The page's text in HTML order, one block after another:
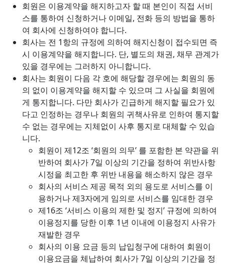
회원은 이용계약을 해지하고자 할 때 본인이 직접 서비
스를 통하여 신청하거나 이메일, 전화 등의 방법을 통하
여 회사에 신청하여야 합니다.
회사는 전 1항의 규정에 의하여 해지신청이 접수되면 즉
시 이용계약을 해지합니다. 단, 별도의 채권, 채무 관계가
있을 경우에는 그러하지 아니합니다.
회사는 회원이 다음 각 호에 해당할 경우에는 회원의 동
의 없이 이용계약을 해지할 수 있으며 그 사실을 회원에
게 통지합니다. 다만 회사가 긴급하게 해지할 필요가 있
다고 인정하는 경우나 회원의 귀책사유로 인하여 통지할
수 없는 경우에는 지체없이 사후 통지로 대체할 수 있습
니다.
회원이 제12조 ‘회원의 의무’ 를 포함한 본 약관을 위
반하여 회사가 7일 이상의 기간을 정하여 위반사항
시정을 최고한 후 위반 내용을 해소하지 않은 경우
회사의 서비스 제공 목적 외의 용도로 서비스를 이
용하거나 제3자에게 임의로 서비스를 임대한 경우
제16조 ‘서비스 이용의 제한 및 정지’ 규정에 의하여
이용정지를 당한 이후 1년 이내에 이용정지 사유가
재발한 경우
회사의 이용 요금 등의 납입청구에 대하여 회원이
이용요금을 체납하여 회사가 7일 이상의 기간을 정